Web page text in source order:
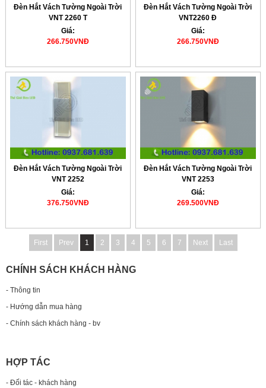
Đèn Hắt Vách Tường Ngoài Trời
VNT 2260 T
Giá:
266.750VNĐ
Đèn Hắt Vách Tường Ngoài Trời
VNT2260 Đ
Giá:
266.750VNĐ
Đèn Hắt Vách Tường Ngoài Trời
VNT 2252
Giá:
376.750VNĐ
Đèn Hắt Vách Tường Ngoài Trời
VNT 2253
Giá:
269.500VNĐ
First Prev 1 2 3 4 5 6 7 Next Last
CHÍNH SÁCH KHÁCH HÀNG
- Thông tin
- Hướng dẫn mua hàng
- Chính sách khách hàng - bv
HỢP TÁC
- Đối tác - khách hàng